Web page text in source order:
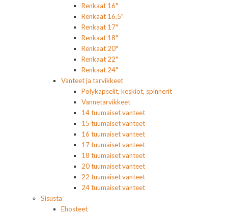
Renkaat 16"
Renkaat 16,5"
Renkaat 17"
Renkaat 18"
Renkaat 20"
Renkaat 22"
Renkaat 24"
Vanteet ja tarvikkeet
Pölykapselit, keskiöt, spinnerit
Vannetarvikkeet
14 tuumaiset vanteet
15 tuumaiset vanteet
16 tuumaiset vanteet
17 tuumaiset vanteet
18 tuumaiset vanteet
20 tuumaiset vanteet
22 tuumaiset vanteet
24 tuumaiset vanteet
Sisusta
Ehosteet